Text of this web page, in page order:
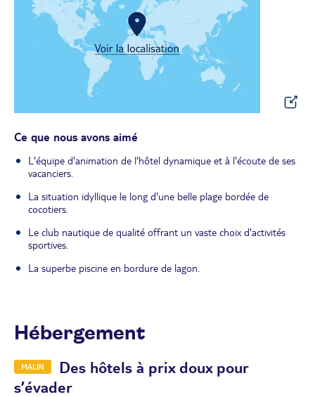
Ce que nous avons aimé
L'équipe d'animation de l'hôtel dynamique et à l'écoute de ses
vacanciers.
La situation idyllique le long d'une belle plage bordée de
cocotiers.
Le club nautique de qualité offrant un vaste choix d'activités
sportives.
La superbe piscine en bordure de lagon.
Hébergement
MALIN
Des hôtels à prix doux pour
s’évader